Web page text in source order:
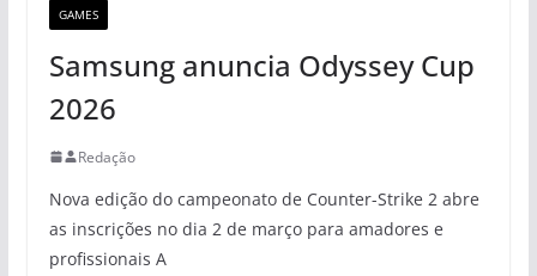
GAMES
Samsung anuncia Odyssey Cup
2026
Redação
Nova edição do campeonato de Counter-Strike 2 abre
as inscrições no dia 2 de março para amadores e
profissionais A